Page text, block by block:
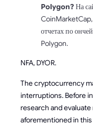
Polygon?На
отчетах по
Polygon.
NFA, DYOR.
The cryptocurrency
interruptions. Before
research and
aforementioned in